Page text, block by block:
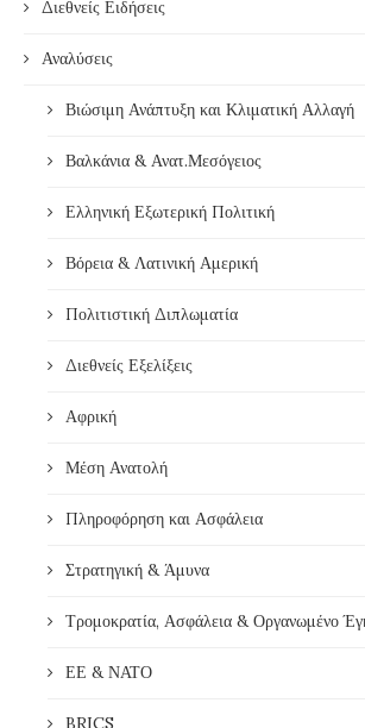
Διεθνείς Ειδήσεις
Αναλύσεις
Βιώσιμη Ανάπτυξη και Κλιματική Αλλαγή
Βαλκάνια & Ανατ.Μεσόγειος
Ελληνική Εξωτερική Πολιτική
Βόρεια & Λατινική Αμερική
Πολιτιστική Διπλωματία
Διεθνείς Εξελίξεις
Αφρική
Μέση Ανατολή
Πληροφόρηση και Ασφάλεια
Στρατηγική & Άμυνα
Τρομοκρατία, Ασφάλεια & Οργανωμένο
ΕΕ & ΝΑΤΟ
BRICS